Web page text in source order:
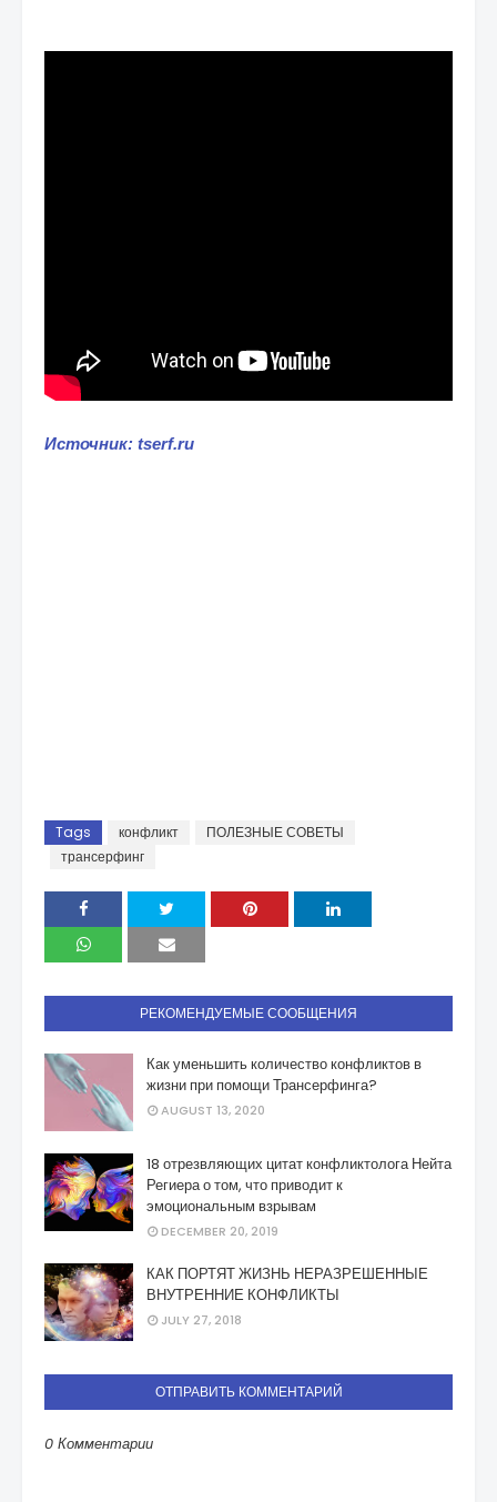
Источник: tserf.ru
Tags конфликт
ПОЛЕЗНЫЕ СОВЕТЫ
трансерфинг
РЕКОМЕНДУЕМЫЕ СООБЩЕНИЯ
Как уменьшить количество конфликтов в
жизни при помощи Трансерфинга?
AUGUST 13, 2020
18 отрезвляющих цитат конфликтолога Нейта
Региера о том, что приводит к
эмоциональным взрывам
DECEMBER 20, 2019
КАК ПОРТЯТ ЖИЗНЬ НЕРАЗРЕШЕННЫЕ
ВНУТРЕННИЕ КОНФЛИКТЫ
JULY 27, 2018
ОТПРАВИТЬ КОММЕНТАРИЙ
0 Комментарии